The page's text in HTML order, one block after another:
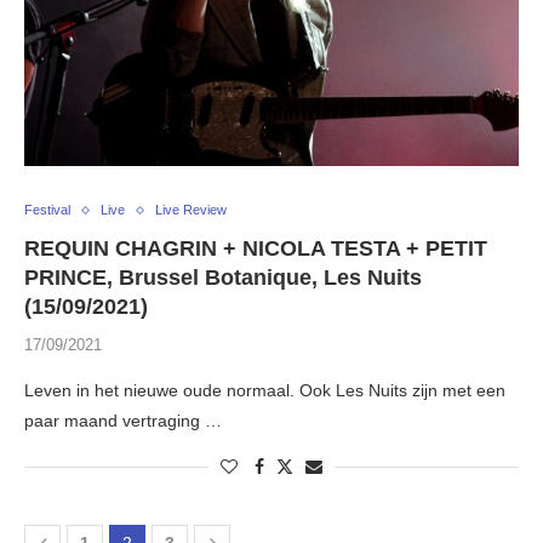
Festival Live Live Review
REQUIN CHAGRIN + NICOLA TESTA + PETIT
PRINCE, Brussel Botanique, Les Nuits
(15/09/2021)
17/09/2021
Leven in het nieuwe oude normaal. Ook Les Nuits zijn met een
paar maand vertraging …